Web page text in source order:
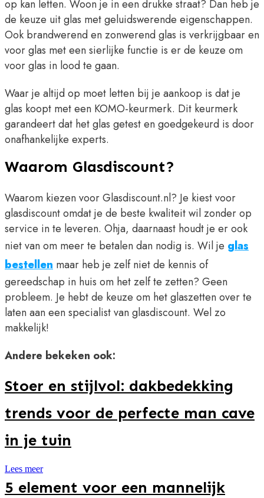
op kan letten. Woon je in een drukke straat? Dan heb je
de keuze uit glas met geluidswerende eigenschappen.
Ook brandwerend en zonwerend glas is verkrijgbaar en
voor glas met een sierlijke functie is er de keuze om
voor glas in lood te gaan.
Waar je altijd op moet letten bij je aankoop is dat je
glas koopt met een KOMO-keurmerk. Dit keurmerk
garandeert dat het glas getest en goedgekeurd is door
onafhankelijke experts.
Waarom Glasdiscount?
Waarom kiezen voor Glasdiscount.nl? Je kiest voor
glasdiscount omdat je de beste kwaliteit wil zonder op
service in te leveren. Ohja, daarnaast houdt je er ook
niet van om meer te betalen dan nodig is. Wil je glas
bestellen maar heb je zelf niet de kennis of
gereedschap in huis om het zelf te zetten? Geen
probleem. Je hebt de keuze om het glaszetten over te
laten aan een specialist van glasdiscount. Wel zo
makkelijk!
Andere bekeken ook:
Stoer en stijlvol: dakbedekking
trends voor de perfecte man cave
in je tuin
Lees meer
5 element voor een mannelijk